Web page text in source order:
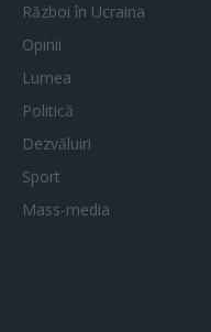
Război în Ucraina
Opinii
Lumea
Politică
Dezvăluiri
Sport
Mass-media